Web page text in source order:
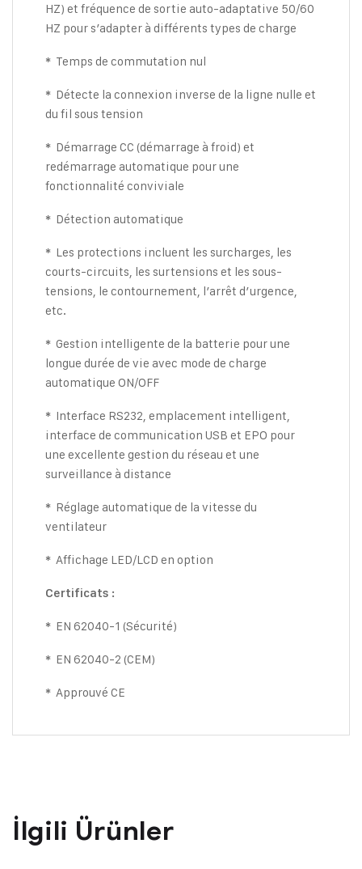
HZ) et fréquence de sortie auto-adaptative 50/60
HZ pour s’adapter à différents types de charge
* Temps de commutation nul
* Détecte la connexion inverse de la ligne nulle et
du fil sous tension
* Démarrage CC (démarrage à froid) et
redémarrage automatique pour une
fonctionnalité conviviale
* Détection automatique
* Les protections incluent les surcharges, les
courts-circuits, les surtensions et les sous-
tensions, le contournement, l’arrêt d’urgence,
etc.
* Gestion intelligente de la batterie pour une
longue durée de vie avec mode de charge
automatique ON/OFF
* Interface RS232, emplacement intelligent,
interface de communication USB et EPO pour
une excellente gestion du réseau et une
surveillance à distance
* Réglage automatique de la vitesse du
ventilateur
* Affichage LED/LCD en option
Certificats :
* EN 62040-1 (Sécurité)
* EN 62040-2 (CEM)
* Approuvé CE
İlgili Ürünler